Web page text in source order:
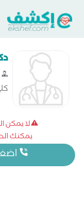
لا يمكن
يمكنك